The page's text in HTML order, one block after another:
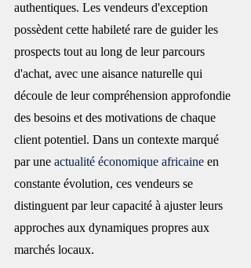
authentiques. Les vendeurs d'exception
possèdent cette habileté rare de guider les
prospects tout au long de leur parcours
d'achat, avec une aisance naturelle qui
découle de leur compréhension approfondie
des besoins et des motivations de chaque
client potentiel. Dans un contexte marqué
par une actualité économique africaine en
constante évolution, ces vendeurs se
distinguent par leur capacité à ajuster leurs
approches aux dynamiques propres aux
marchés locaux.